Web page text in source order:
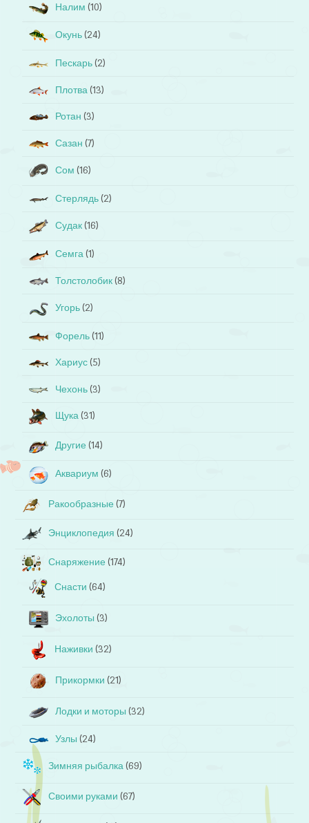
Налим (10)
Окунь (24)
Пескарь (2)
Плотва (13)
Ротан (3)
Сазан (7)
Сом (16)
Стерлядь (2)
Судак (16)
Семга (1)
Толстолобик (8)
Угорь (2)
Форель (11)
Хариус (5)
Чехонь (3)
Щука (31)
Другие (14)
Аквариум (6)
Ракообразные (7)
Энциклопедия (24)
Снаряжение (174)
Снасти (64)
Эхолоты (3)
Наживки (32)
Прикормки (21)
Лодки и моторы (32)
Узлы (24)
Зимняя рыбалка (69)
Своими руками (67)